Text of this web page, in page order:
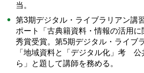
当。
第3期デジタル・ライブラリアン講
ポート「古典籍資料・情報の活用
秀賞受賞。第5期デジタル・ライブ
「地域資料と「デジタル化」考 公
ら」と題して講師を務める。